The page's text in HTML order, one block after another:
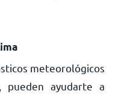
meteorológicos
pueden ayudarte a